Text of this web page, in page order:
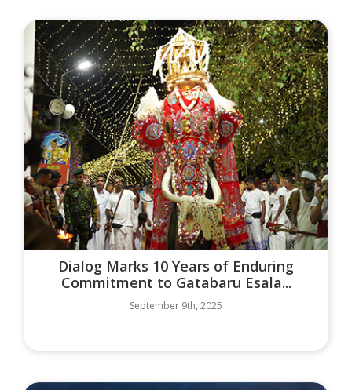
Dialog Marks 10 Years of Enduring
Commitment to Gatabaru Esala...
September 9th, 2025